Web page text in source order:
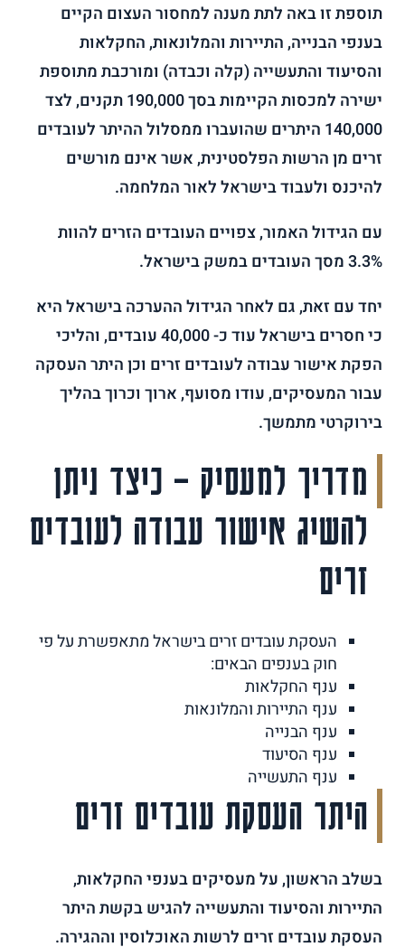
תוספת זו באה לתת מענה למחסור העצום הקיים
בענפי הבנייה, התיירות והמלונאות, החקלאות
והסיעוד והתעשייה (קלה וכבדה) ומורכבת מתוספת
ישירה למכסות הקיימות בסך 190,000 תקנים, לצד
140,000 היתרים שהועברו ממסלול ההיתר לעובדים
זרים מן הרשות הפלסטינית, אשר אינם מורשים
להיכנס ולעבוד בישראל לאור המלחמה.
עם הגידול האמור, צפויים העובדים הזרים להוות
3.3% מסך העובדים במשק בישראל.
יחד עם זאת, גם לאחר הגידול ההערכה בישראל היא
כי חסרים בישראל עוד כ- 40,000 עובדים, והליכי
הפקת אישור עבודה לעובדים זרים וכן היתר העסקה
עבור המעסיקים, עודו מסועף, ארוך וכרוך בהליך
בירוקרטי מתמשך.
מדריך למעסיק – כיצד ניתן
להשיג אישור עבודה לעובדים
זרים
העסקת עובדים זרים בישראל מתאפשרת על פי
חוק בענפים הבאים:
ענף החקלאות
ענף התיירות והמלונאות
ענף הבנייה
ענף הסיעוד
ענף התעשייה
היתר העסקת עובדים זרים
בשלב הראשון, על מעסיקים בענפי החקלאות,
התיירות והסיעוד והתעשייה להגיש בקשת היתר
העסקת עובדים זרים לרשות האוכלוסין וההגירה.